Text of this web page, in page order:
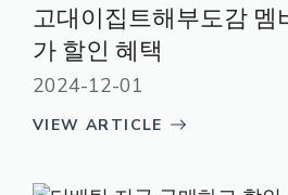
고대이집트해부도감 멤
가 할인 혜택
2024-12-01
VIEW ARTICLE